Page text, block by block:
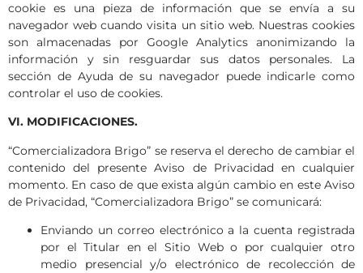
cookie es una pieza de información que se envía a su
navegador web cuando visita un sitio web. Nuestras cookies
son almacenadas por Google Analytics anonimizando la
información y sin resguardar sus datos personales. La
sección de Ayuda de su navegador puede indicarle como
controlar el uso de cookies.
VI. MODIFICACIONES.
“Comercializadora Brigo” se reserva el derecho de cambiar el
contenido del presente Aviso de Privacidad en cualquier
momento. En caso de que exista algún cambio en este Aviso
de Privacidad, “Comercializadora Brigo” se comunicará:
Enviando un correo electrónico a la cuenta registrada
por el Titular en el Sitio Web o por cualquier otro
medio presencial y/o electrónico de recolección de